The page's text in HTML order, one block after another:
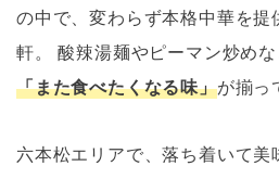
の中で、変わらず本格中華を提
軒。 酸辣湯麺やピーマン炒め
「また食べたくなる味」が揃っ
六本松エリアで、落ち着いて美